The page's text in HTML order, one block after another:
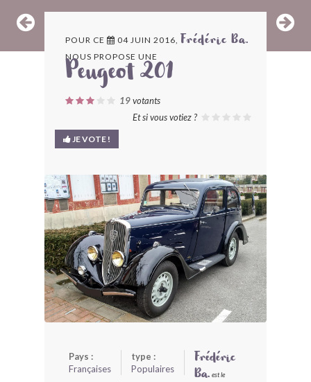
ARCHIVES
LES CONTRIBUTEURS
LE BLOG
BONJOURLAVIEILLE ?
MODÈLES ET MARQUES
COMMENT FONCTIONNE BLV ?
POUR CE 04 JUIN 2016, Frédéric Ba.
NOUS PROPOSE UNE
Peugeot 201
19votants
Et si vous votiez ?
JE VOTE !
Pays :
Françaises
type :
Populaires
Frédéric
Ba. est le